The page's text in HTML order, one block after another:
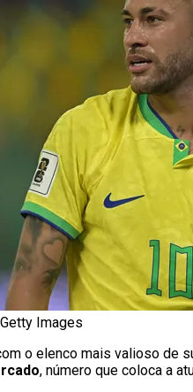
Images
o elenco mais valioso de
, número que coloca a